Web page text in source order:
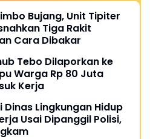
Bujang, Unit Tipiter
Tiga Rakit
Cara Dibakar
Tebo Dilaporkan ke
Warga Rp 80 Juta
Kerja
Dinas Lingkungan Hidup
Usai Dipanggil Polisi,